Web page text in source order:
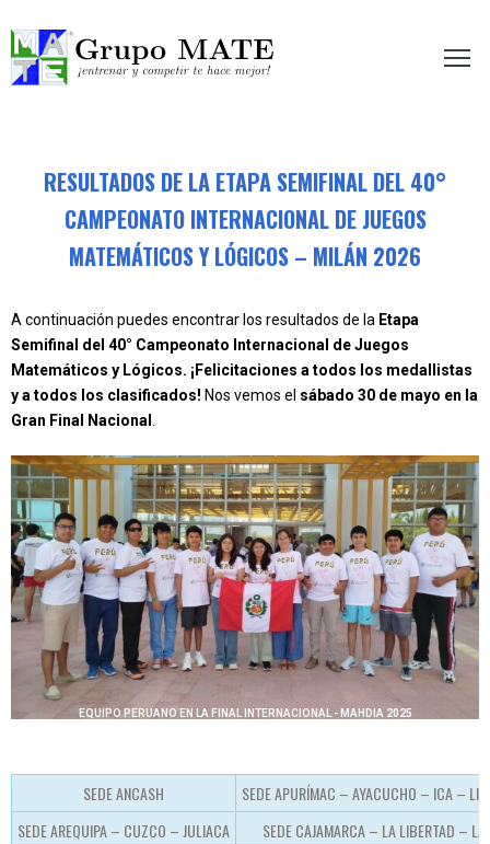
te hace mejor!
RESULTADOS DE LA ETAPA SEMIFINAL DEL 40°
CAMPEONATO INTERNACIONAL DE JUEGOS
MATEMÁTICOS Y LÓGICOS – MILÁN 2026
A continuación puedes encontrar los resultados de la Etapa
Semifinal del 40° Campeonato Internacional de Juegos
Matemáticos y Lógicos. ¡Felicitaciones a todos los medallistas
y a todos los clasificados! Nos vemos el sábado 30 de mayo en la
Gran Final Nacional .
EQUIPO PERUANO EN LA FINAL INTERNACIONAL - MAHDIA 2025
SEDE ANCASH
SEDE APURÍMAC – AYACUCHO – ICA –
SEDE AREQUIPA – CUZCO – JULIACA
SEDE CAJAMARCA – LA LIBERTAD –